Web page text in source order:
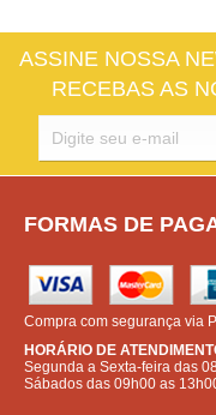
ASSINE NOSSA
RECEBAS AS
FORMAS DE
Compra com segurança via
HORÁRIO DE
Segunda a Sexta-feira das
Sábados das 09h00 as